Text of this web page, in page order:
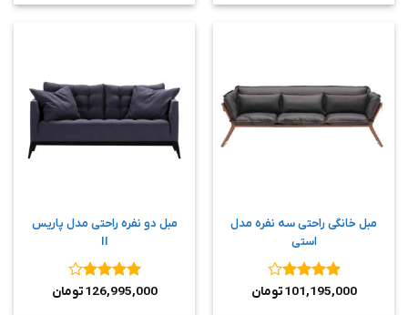
مبل خانگی راحتی سه نفره مدل
استی
نمره4
101,195,000تومان
مبل دو نفره راحتی مدل پاریس
II
نمره4
126,995,000تومان